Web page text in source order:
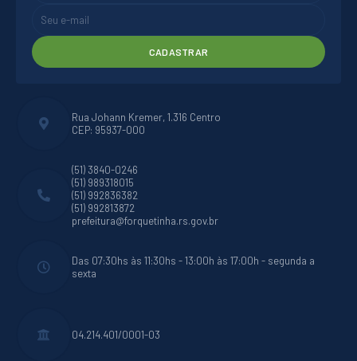
Rua Johann Kremer, 1.316 Centro
CEP: 95937-000
(51) 3840-0246
(51) 989318015
(51) 992836382
(51) 992813872
prefeitura@forquetinha.rs.gov.br
Das 07:30hs às 11:30hs - 13:00h às 17:00h - segunda a
sexta
04.214.401/0001-03
CADASTRAR